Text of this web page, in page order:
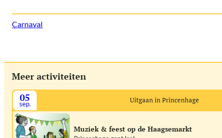
Carnaval
Meer activiteiten
05
sep. Uitgaan in Princenhage
Muziek & feest op de Haagsemarkt